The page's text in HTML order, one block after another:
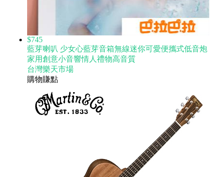
$745
藍芽喇叭 少女心藍芽音箱無線迷你可愛便攜式低音炮
家用創意小音響情人禮物高音質
台灣樂天市場
購物賺點